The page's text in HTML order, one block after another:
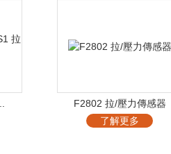
F2802 拉/壓力傳感器
了解更多